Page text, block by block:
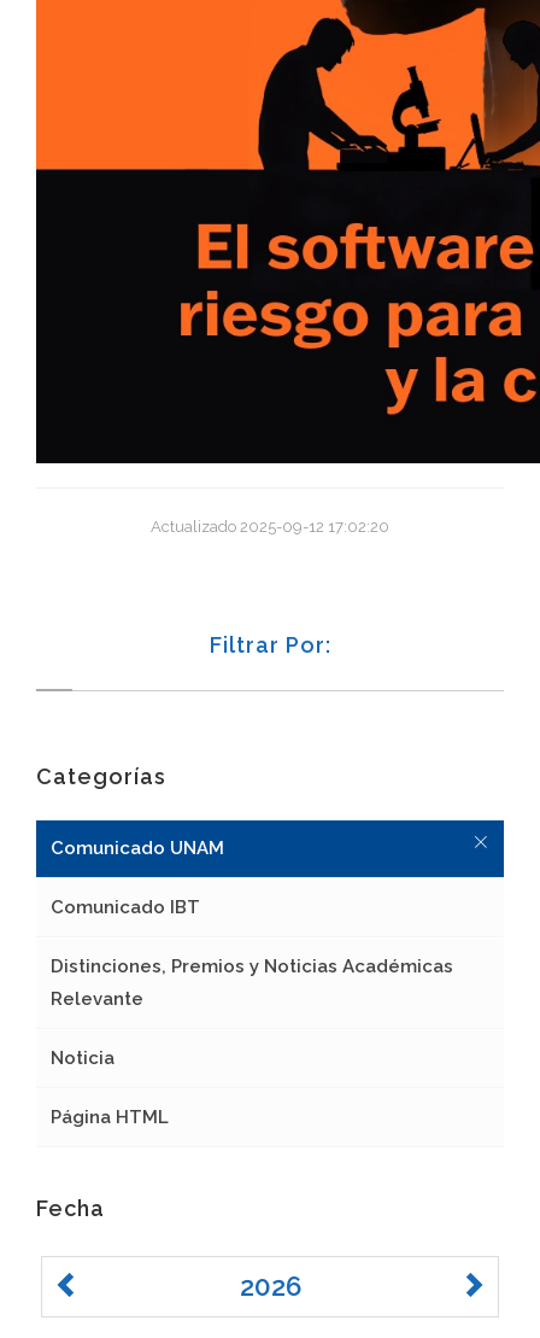
Actualizado 2025-09-12 17:02:20
Filtrar Por:
Categorías
Comunicado UNAM
Comunicado IBT
Distinciones, Premios y Noticias Académicas
Relevante
Noticia
Página HTML
Fecha
2026